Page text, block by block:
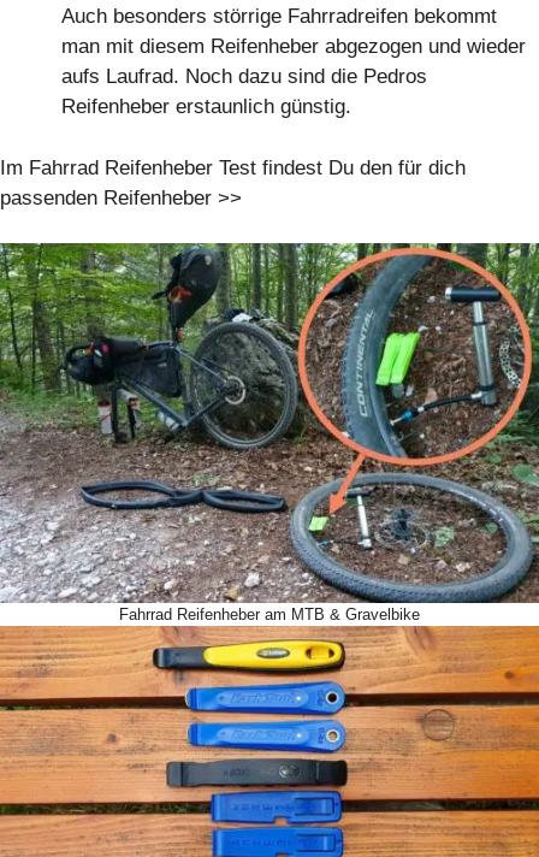
Auch besonders störrige Fahrradreifen bekommt
man mit diesem Reifenheber abgezogen und wieder
aufs Laufrad. Noch dazu sind die Pedros
Reifenheber erstaunlich günstig.
Im Fahrrad Reifenheber Test findest Du den für dich
passenden Reifenheber >>
Fahrrad Reifenheber am MTB & Gravelbike